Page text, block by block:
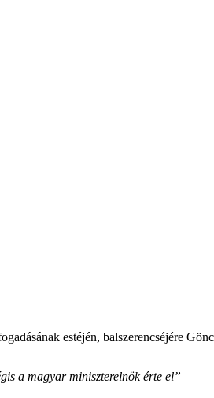
estéjén, balszerencséjére
a magyar miniszterelnök érte el”